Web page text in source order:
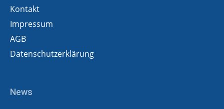
Kontakt
Impressum
AGB
Datenschutzerklärung
News